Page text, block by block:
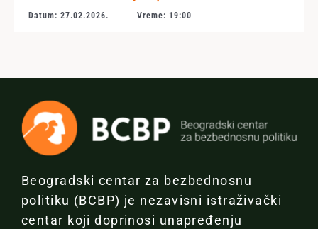
Datum: 27.02.2026. Vreme: 19:00
Beogradski centar za bezbednosnu
politiku (BCBP) je nezavisni istraživački
centar koji doprinosi unapređenju